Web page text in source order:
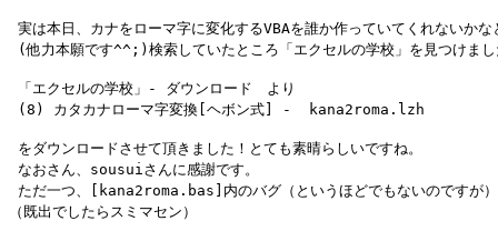
実は本日、カナをローマ字に変化するVBAを誰か作っていてくれないかな
「エクセルの学校」- ダウンロード　より
をダウンロードさせて頂きました！とても素晴らしいですね。
なおさん、sousuiさんに感謝です。
ただ一つ、[kana2roma.bas]内のバグ（というほどでもないのですが）